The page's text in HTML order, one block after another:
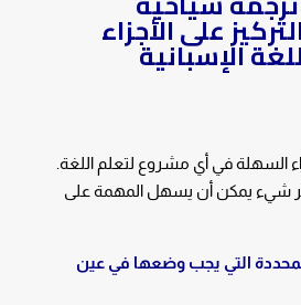
على الأجزاء
الإسبانية
السهلة في أي مشروع لتعلم اللغة.
شيء يمكن أن يسهل المهمة على
التي يجب وضعها في عين